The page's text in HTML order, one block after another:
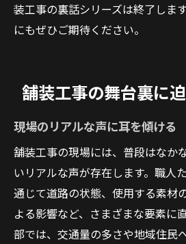
装工事の裏話シリーズは終了しま
にもぜひご期待ください。
舗装工事の舞台裏に
現場のリアルな声に耳を傾ける
舗装工事の現場には、普段はなか
いリアルな声が存在します。職人
通じて道路の状態、使用する素材
よる影響など、さまざまな要素に
部では、交通量の多さや地域住民